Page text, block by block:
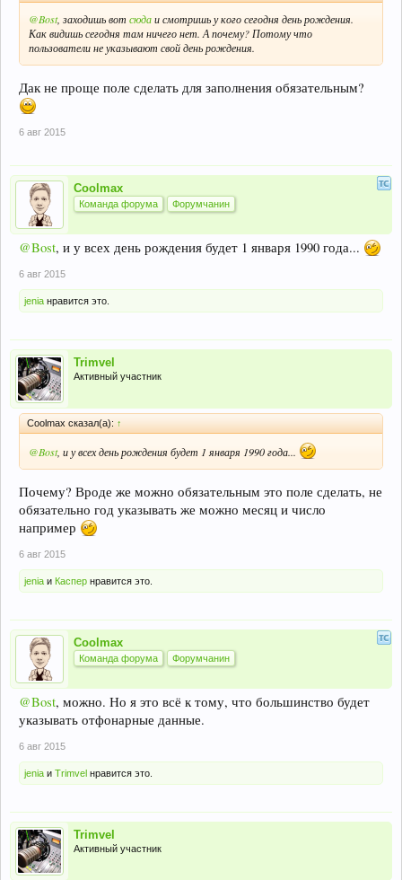
@Bost, заходишь вот сюдаи смотришь у кого сегодня день рождения.
Как видишь сегодня там ничего нет. А почему? Потому что
пользователи не указывают свой день рождения.
Дак не проще поле сделать для заполнения обязательным?
6 авг 2015
Coolmax
Команда форума Форумчанин
@Bost, и у всех день рождения будет 1 января 1990 года...
6 авг 2015
jenia нравится это.
Trimvel
Активный участник
Coolmax сказал(а): ↑
@Bost, и у всех день рождения будет 1 января 1990 года...
Почему? Вроде же можно обязательным это поле сделать, не
обязательно год указывать же можно месяц и число
например
6 авг 2015
jenia и Каспер нравится это.
Coolmax
Команда форума Форумчанин
@Bost, можно. Но я это всё к тому, что большинство будет
указывать отфонарные данные.
6 авг 2015
jenia и Trimvel нравится это.
Trimvel
Активный участник